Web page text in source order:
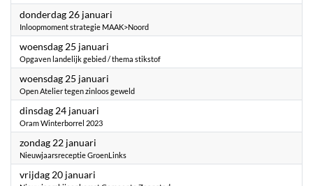
donderdag 26 januari
Inloopmoment strategie MAAK>Noord
woensdag 25 januari
Opgaven landelijk gebied / thema stikstof
woensdag 25 januari
Open Atelier tegen zinloos geweld
dinsdag 24 januari
Oram Winterborrel 2023
zondag 22 januari
Nieuwjaarsreceptie GroenLinks
vrijdag 20 januari